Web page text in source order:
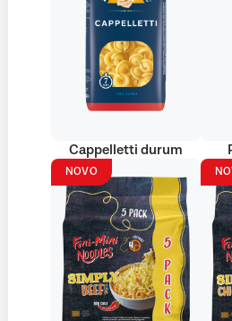
Cappelletti durum
NOVO